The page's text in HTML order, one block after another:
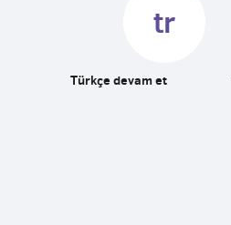
tr
Türkçe devam et